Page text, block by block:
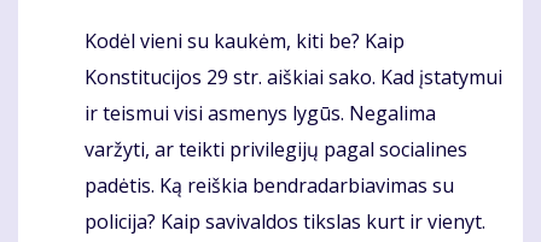
Komentaras
Kodėl vieni su kaukėm, kiti be? Kaip
Konstitucijos 29 str. aiškiai sako. Kad įstatymui
ir teismui visi asmenys lygūs. Negalima
varžyti, ar teikti privilegijų pagal socialines
padėtis. Ką reiškia bendradarbiavimas su
policija? Kaip savivaldos tikslas kurt ir vienyt.